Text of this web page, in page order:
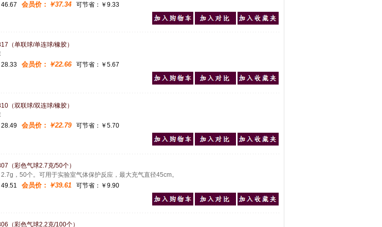
46.67 会员价： ￥37.34 可节省：￥9.33
（单联球/单连球/橡胶）
28.33 会员价： ￥22.66可节省：￥5.67
（双联球/双连球/橡胶）
28.49 会员价： ￥22.79可节省：￥5.70
（彩色气球2.7克/50个）
，50个。可用于实验室气体保护反应，最大充气直径45cm。
49.51 会员价： ￥39.61 可节省：￥9.90
（彩色气球2.2克/100个）